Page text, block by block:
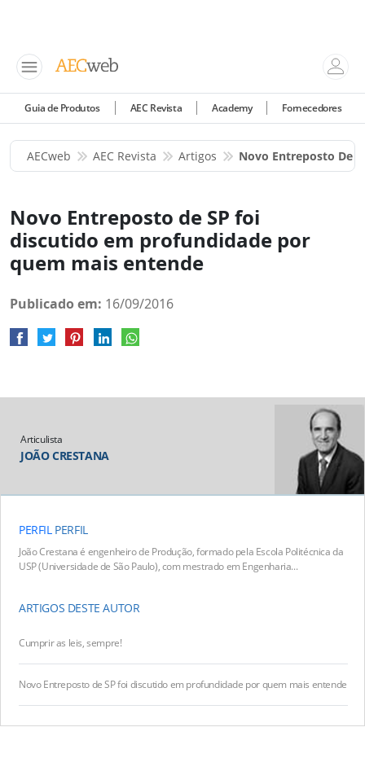
Guia de Produtos AEC Revista Academy Fornecedores
AECweb AEC Revista Artigos Novo Entreposto De
Novo Entreposto de SP foi
discutido em profundidade por
quem mais entende
Publicado em: 16/09/2016
Articulista
JOÃO CRESTANA
PERFIL PERFIL
João Crestana é engenheiro de Produção, formado pela Escola Politécnica da
USP (Universidade de São Paulo), com mestrado em Engenharia...
ARTIGOS DESTE AUTOR
Cumprir as leis, sempre!
Novo Entreposto de SP foi discutido em profundidade por quem mais entende